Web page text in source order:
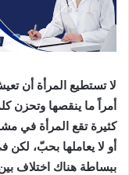
لا تستطيع المرأة أن
أمراً ما ينقصها وتحزن
كثيرة تقع المرأة في
أو لا يعاملها بحبّ،
ببساطة هناك اختلاف بين